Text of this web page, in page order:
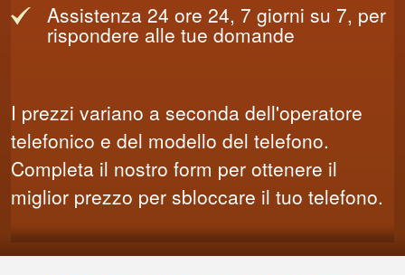
Assistenza 24 ore 24, 7 giorni su 7, per
rispondere alle tue domande
I prezzi variano a seconda dell'operatore
telefonico e del modello del telefono.
Completa il nostro form per ottenere il
miglior prezzo per sbloccare il tuo telefono.